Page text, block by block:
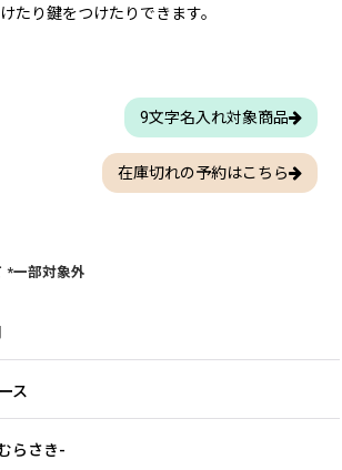
たり鍵をつけたりできます。
9文字名入れ対象商品
在庫切れの予約はこちら
*一部対象外
ス
らさき-